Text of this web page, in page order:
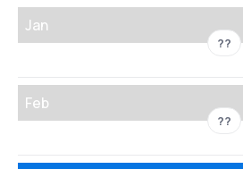
Jan
??
Feb
??